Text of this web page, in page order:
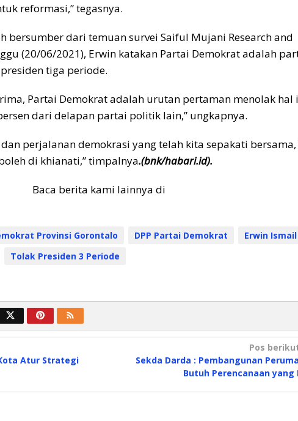
reformasi,” tegasnya.
bersumber dari temuan survei Saiful Mujani Research and
(20/06/2021), Erwin katakan Partai Demokrat adalah
tiga periode.
Partai Demokrat adalah urutan pertaman menolak hal
dari delapan partai politik lain,” ungkapnya.
perjalanan demokrasi yang telah kita sepakati
di khianati,” timpalnya.(bnk/habari.id).
Baca berita kami lainnya di
Provinsi Gorontalo DPP Partai Demokrat
Erwin Ismail
Tolak Presiden 3 Periode
Atur Strategi
Pos
Sekda Darda : Pembangunan
Butuh Perencanaan yang